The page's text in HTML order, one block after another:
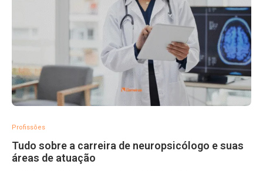
Profissões
Tudo sobre a carreira de neuropsicólogo e suas
áreas de atuação